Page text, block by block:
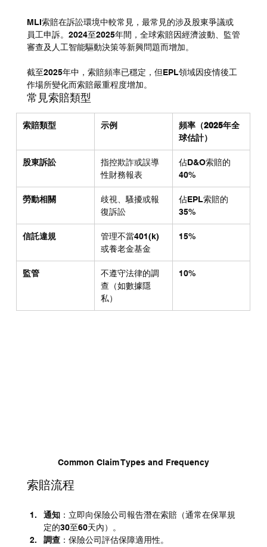
MLI索賠在訴訟環境中較常見，最常見的涉及股東爭議或
員工申訴。2024至2025年間，全球索賠因經濟波動、監管
審查及人工智能驅動決策等新興問題而增加。
截至2025年中，索賠頻率已穩定，但EPL領域因疫情後工
作場所變化而索賠嚴重程度增加。
常見索賠類型
索賠類型 示例
頻率（2025年全
球估計）
股東訴訟
指控欺詐或誤導
性財務報表
佔D&O索賠的
40%
勞動相關
歧視、騷擾或報
復訴訟
佔EPL索賠的
35%
信託違規
管理不當401(k)
或養老金基金
15%
監管
不遵守法律的調
查（如數據隱
私）
10%
Common Claim Types and Frequency
索賠流程
通知：立即向保險公司報告潛在索賠（通常在保單規
定的30至60天內）。
調查：保險公司評估保障適用性。